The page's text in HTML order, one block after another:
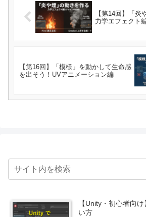
【第14回】「炎
力学エフェクト
【第16回】「模様」を動かして生命感
を出そう！UVアニメーション編
【Unity・初心者向
い方